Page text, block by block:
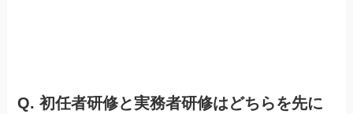
Q. 初任者研修と実務者研修はどちらを先に